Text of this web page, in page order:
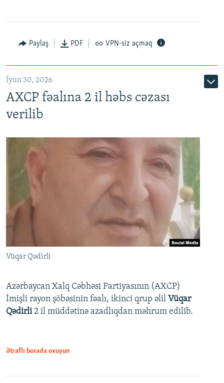
Paylaş PDF VPN-siz açmaq
İyun 30, 2026
AXCP fəalına 2 il həbs cəzası
verilib
Vüqar Qədirli
Azərbaycan Xalq Cəbhəsi Partiyasının (AXCP)
İmişli rayon şöbəsinin fəalı, ikinci qrup əlil Vüqar
Qədirli2 il müddətinə azadlıqdan məhrum edilib.
Ətraflı burada oxuyun